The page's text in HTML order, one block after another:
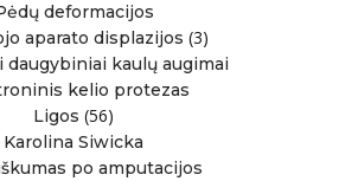
deformacijos
aparato displazijos (3)
daugybiniai kaulų augimai
kelio protezas
Ligos (56)
Karolina Siwicka
po amputacijos